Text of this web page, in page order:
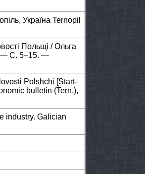
Україна Ternopil
Польщі / Ольга
— С. 5–15. —
Polshchi [Start-
bulletin (Tern.),
industry. Galician